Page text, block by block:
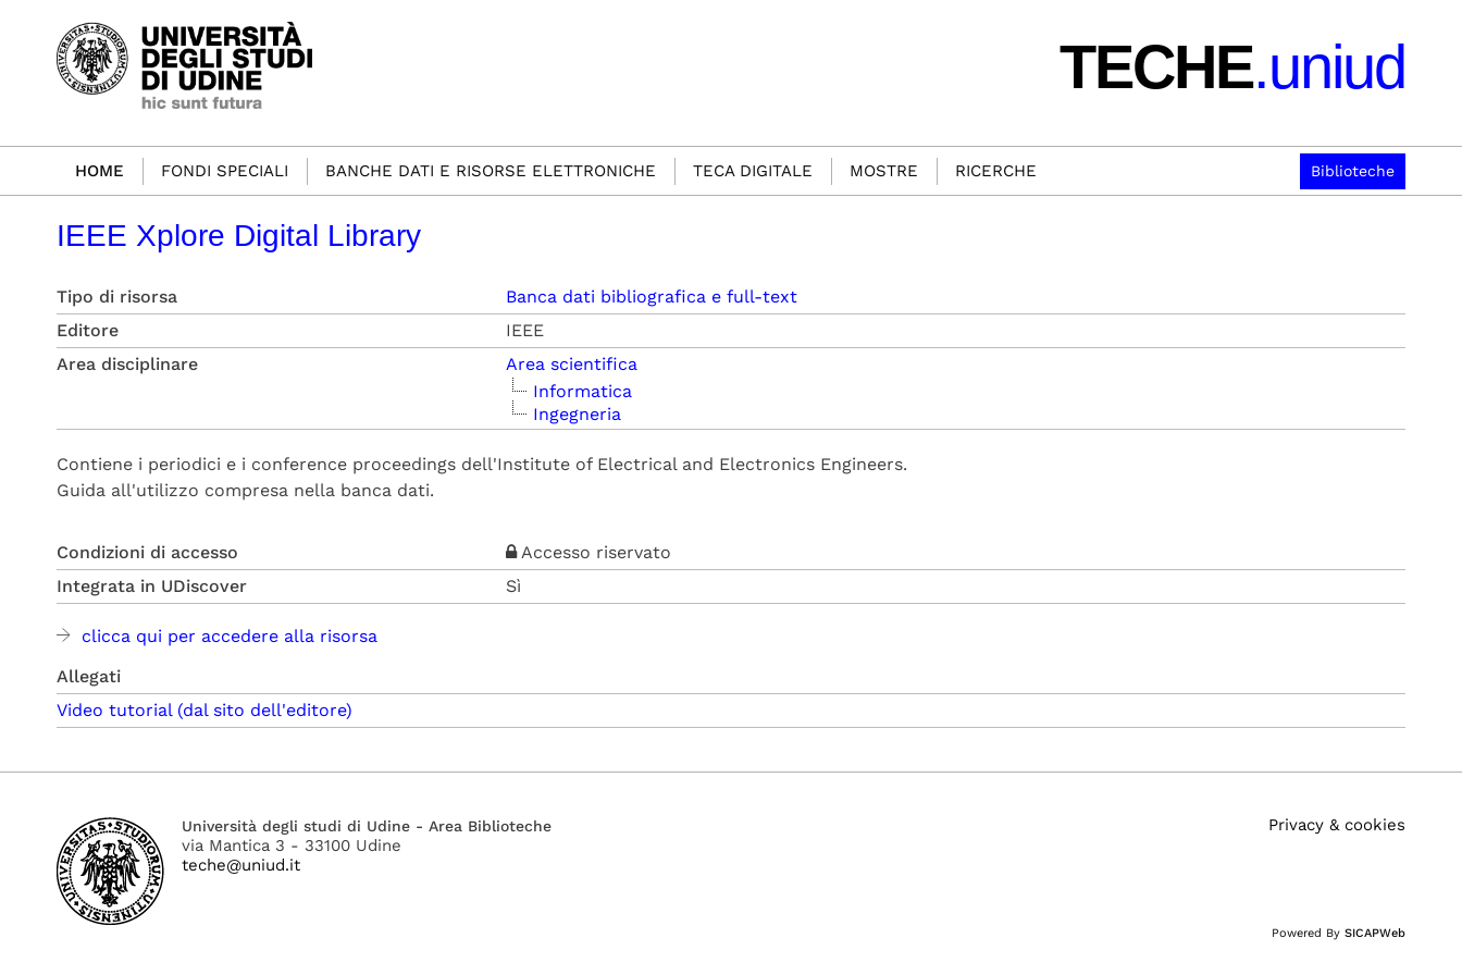
TECHE.uniud
HOME FONDI SPECIALI BANCHE DATI E RISORSE ELETTRONICHE TECA DIGITALE MOSTRE RICERCHE Biblioteche
IEEE Xplore Digital Library
Tipo di risorsa
Banca dati bibliografica e full-text
Editore
IEEE
Area disciplinare
Area scientifica
Informatica
Ingegneria
Contiene i periodici e i conference proceedings dell'Institute of Electrical and Electronics Engineers.
Guida all'utilizzo compresa nella banca dati.
Condizioni di accesso
Accesso riservato
Integrata in UDiscover
Sì
clicca qui per accedere alla risorsa
Allegati
Video tutorial (dal sito dell'editore)
Università degli studi di Udine - Area Biblioteche
via Mantica 3 - 33100 Udine
teche@uniud.it
Privacy & cookies
Powered By SICAPWeb